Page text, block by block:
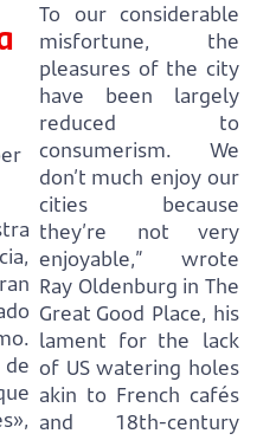
To our considerable
misfortune, the
pleasures of the city
have been largely
reduced to
consumerism.
We
don’t much enjoy our
cities because
they’re not very
enjoyable,”
wrote
Ray Oldenburg in The
Great Good Place, his
lament for the lack
of US watering holes
akin to French cafés
and 18th-century